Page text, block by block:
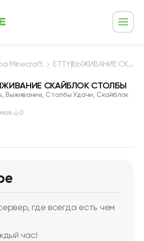
Minecraft ETTY|ВЫЖИВАНИЕ СКАЙБЛОК СТОЛБЫ
СКАЙБЛОК СТОЛБЫ
Выживание, Столбы Удачи, Скайблок
0
где всегда есть чем
час!